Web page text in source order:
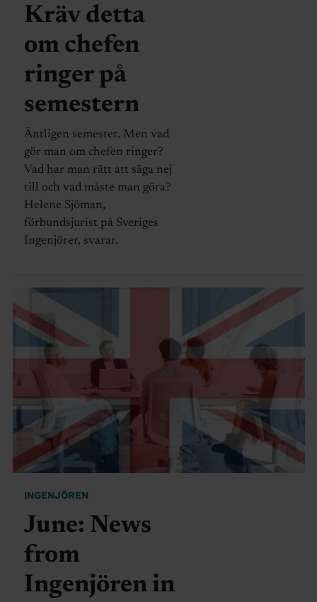
Kräv detta
om chefen
ringer på
semestern
Äntligen semester. Men vad
gör man om chefen ringer?
Vad har man rätt att säga nej
till och vad måste man göra?
Helene Sjöman,
förbundsjurist på Sveriges
Ingenjörer, svarar.
INGENJÖREN
June: News
from
Ingenjören in